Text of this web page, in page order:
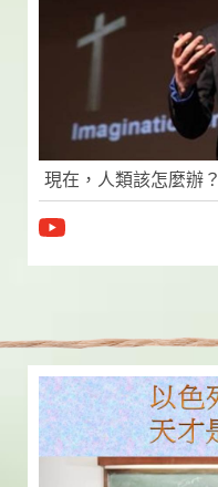
現在，人類該怎麼辦？